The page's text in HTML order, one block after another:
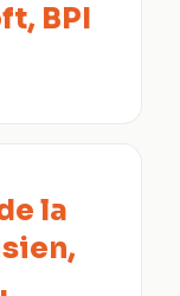
BPI
la